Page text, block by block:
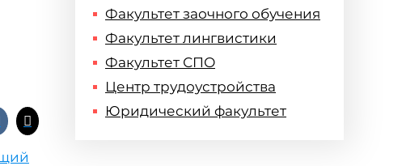
Факультет заочного обучения
Факультет лингвистики
Факультет СПО
Центр трудоустройства
Юридический факультет